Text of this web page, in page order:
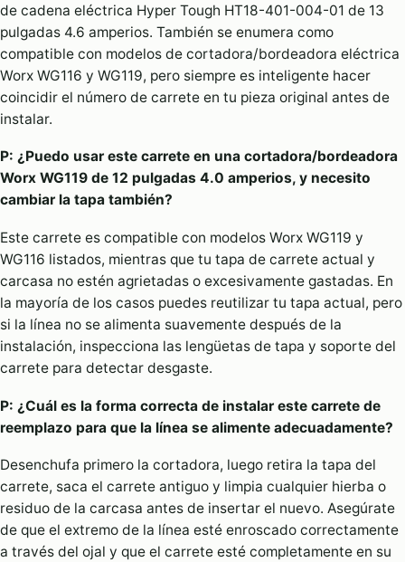
de cadena eléctrica Hyper Tough HT18-401-004-01 de 13
pulgadas 4.6 amperios. También se enumera como
compatible con modelos de cortadora/bordeadora eléctrica
Worx WG116 y WG119, pero siempre es inteligente hacer
coincidir el número de carrete en tu pieza original antes de
instalar.
P: ¿Puedo usar este carrete en una cortadora/bordeadora
Worx WG119 de 12 pulgadas 4.0 amperios, y necesito
cambiar la tapa también?
Este carrete es compatible con modelos Worx WG119 y
WG116 listados, mientras que tu tapa de carrete actual y
carcasa no estén agrietadas o excesivamente gastadas. En
la mayoría de los casos puedes reutilizar tu tapa actual, pero
si la línea no se alimenta suavemente después de la
instalación, inspecciona las lengüetas de tapa y soporte del
carrete para detectar desgaste.
P: ¿Cuál es la forma correcta de instalar este carrete de
reemplazo para que la línea se alimente adecuadamente?
Desenchufa primero la cortadora, luego retira la tapa del
carrete, saca el carrete antiguo y limpia cualquier hierba o
residuo de la carcasa antes de insertar el nuevo. Asegúrate
de que el extremo de la línea esté enroscado correctamente
a través del ojal y que el carrete esté completamente en su